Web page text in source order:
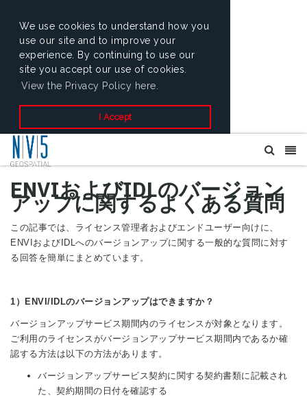
We use cookies to understand how you
use our site and to improve your
experience. By continuing to use our
site you accept our use of cookies.
View the Privacy Policy here.
I Accept
ENVIおよびIDLのバージョン
アップに関するよくある質問
この記事では、ライセンス管理者およびエンドユーザー向けに、
ENVIおよびIDLへのバージョンアップに関する一般的な質問に対す
る回答を簡単にまとめています。
1）ENVI/IDLのバージョンアップはできますか？
バージョンアップサービス期間内のライセンスが対象となります。
ご利用のライセンスがバージョンアップサービス期間内であるか確
認する方法は以下の方法があります。
バージョンアップサービス契約に関する契約書類に記載され
た、契約期間の日付を確認する